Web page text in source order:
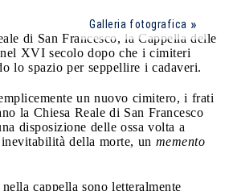
Galleria fotografica
di San Francesco, la Cappella delle
nel XVI secolo dopo che i cimiteri
lo spazio per seppellire i cadaveri.
un nuovo cimitero, i frati
la Chiesa Reale di San Francesco
disposizione delle ossa volta a
della morte, un memento
cappella sono letteralmente